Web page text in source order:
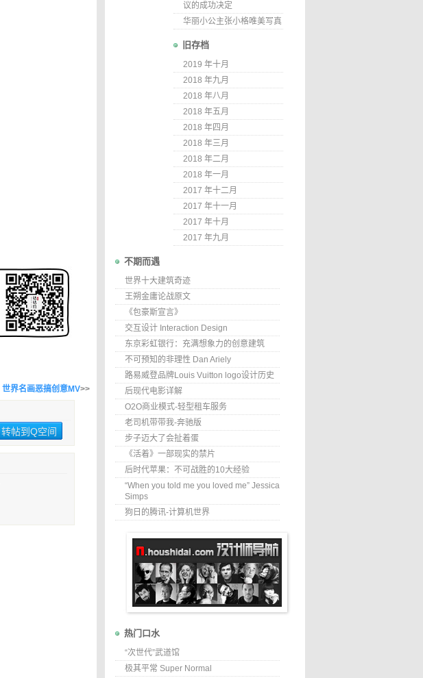
世界名画恶搞创意MV>>
转帖到Q空间
议的成功决定
华丽小公主张小格唯美写真
旧存档
2019 年十月
2018 年九月
2018 年八月
2018 年五月
2018 年四月
2018 年三月
2018 年二月
2018 年一月
2017 年十二月
2017 年十一月
2017 年十月
2017 年九月
不期而遇
世界十大建筑奇迹
王朔金庸论战原文
《包豪斯宣言》
交互设计 Interaction Design
东京彩虹银行：充满想象力的创意建筑
不可预知的非理性 Dan Ariely
路易威登品牌Louis Vuitton logo设计历史
后现代电影详解
O2O商业模式-轻型租车服务
老司机带带我-奔驰版
步子迈大了会扯着蛋
《活着》一部现实的禁片
后时代苹果：不可战胜的10大经验
“When you told me you loved me” Jessica
Simps
狗日的腾讯-计算机世界
热门口水
“次世代”武道馆
极其平常 Super Normal